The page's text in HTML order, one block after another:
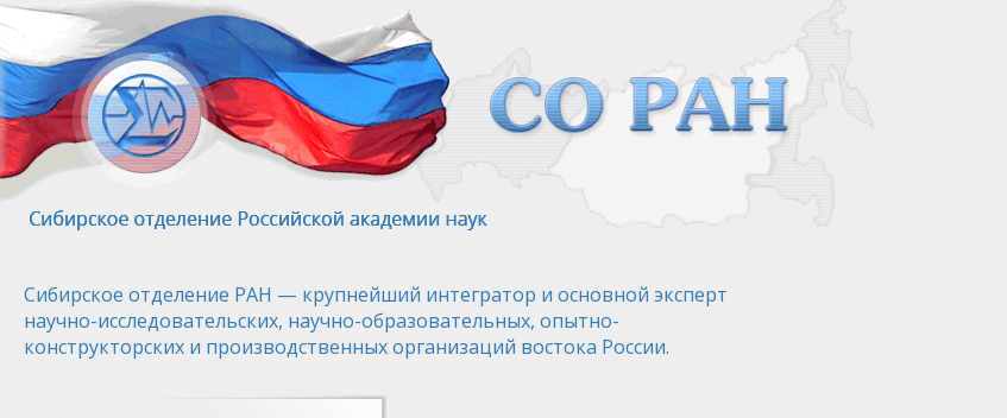
Перейти
основному
содержанию
Сибирское отделение РАН — крупнейший интегратор и основной эксперт
научно-исследовательских, научно-образовательных, опытно-
конструкторских и производственных организаций востока России.